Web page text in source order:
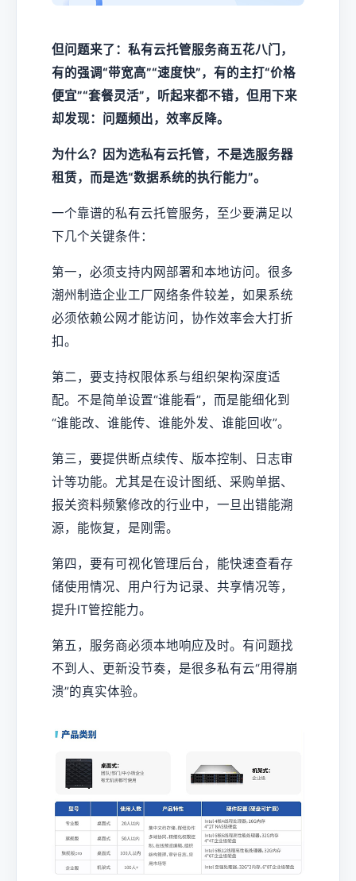
但问题来了：私有云托管服务商五花八门，
有的强调“带宽高”“速度快”，有的主打“价格
便宜”“套餐灵活”，听起来都不错，但用下来
却发现：问题频出，效率反降。
为什么？因为选私有云托管，不是选服务器
租赁，而是选“数据系统的执行能力”。
一个靠谱的私有云托管服务，至少要满足以
下几个关键条件：
第一，必须支持内网部署和本地访问。很多
潮州制造企业工厂网络条件较差，如果系统
必须依赖公网才能访问，协作效率会大打折
扣。
第二，要支持权限体系与组织架构深度适
配。不是简单设置“谁能看”，而是能细化到
“谁能改、谁能传、谁能外发、谁能回收”。
第三，要提供断点续传、版本控制、日志审
计等功能。尤其是在设计图纸、采购单据、
报关资料频繁修改的行业中，一旦出错能溯
源，能恢复，是刚需。
第四，要有可视化管理后台，能快速查看存
储使用情况、用户行为记录、共享情况等，
提升IT管控能力。
第五，服务商必须本地响应及时。有问题找
不到人、更新没节奏，是很多私有云“用得崩
溃”的真实体验。